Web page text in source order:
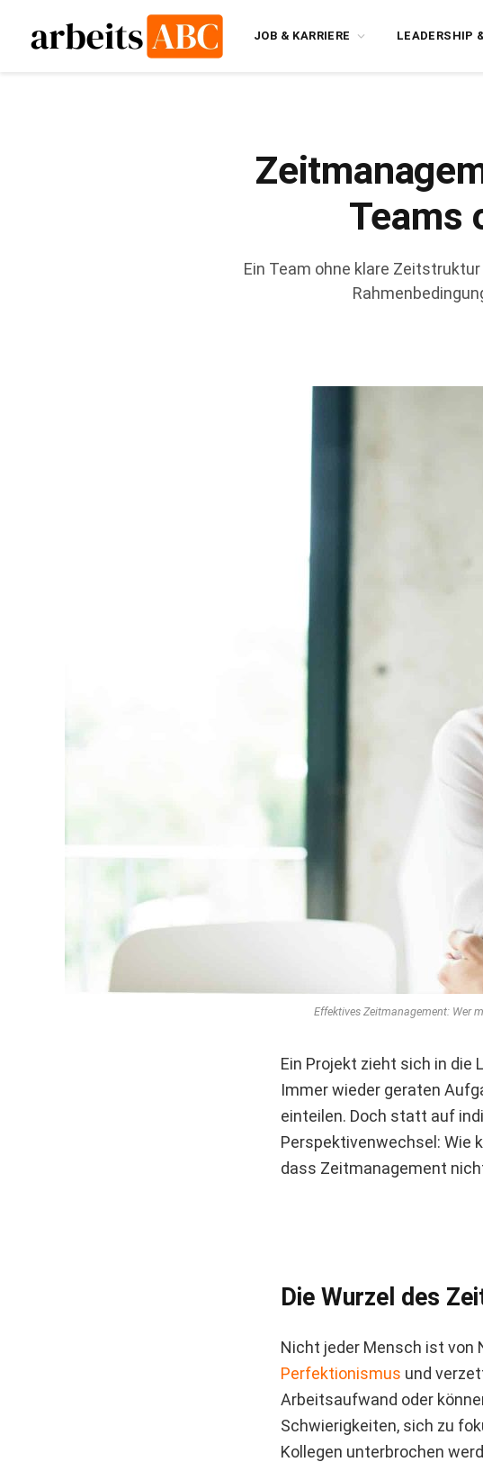
JOB & KARRIERE LEADERSHIP
Teams
Ein Team ohne klare
Effektives Zeitmanagement: Wer
Ein Projekt zieht sich in die
Immer wieder geraten
einteilen. Doch statt auf
Perspektivenwechsel: Wie
dass Zeitmanagement
Die Wurzel des
Nicht jeder Mensch ist von
Perfektionismus und
Arbeitsaufwand oder
Schwierigkeiten, sich zu
Kollegen unterbrochen